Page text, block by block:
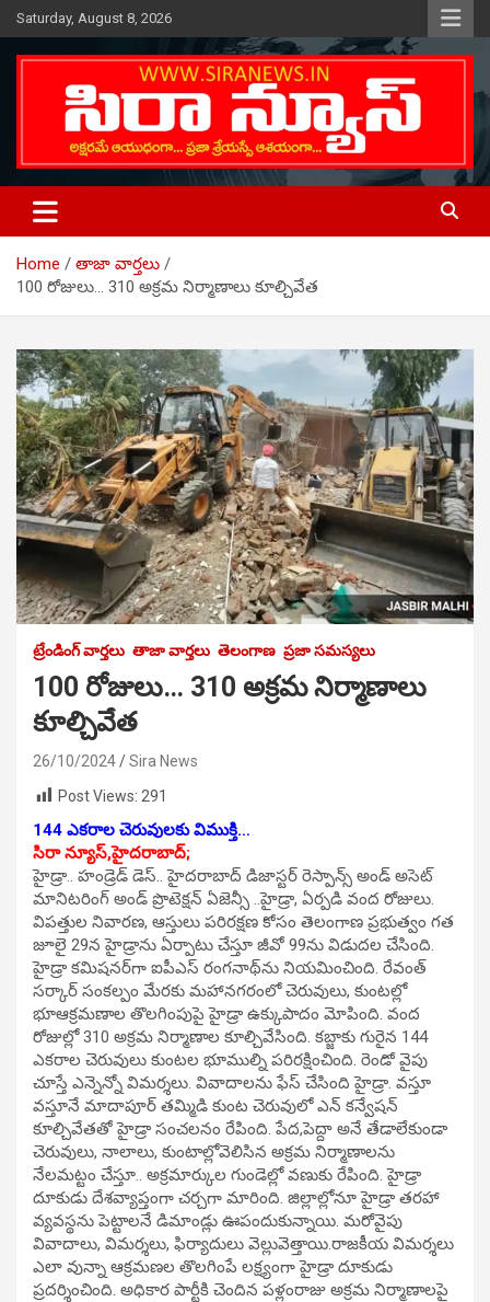
Skip
to
content
Saturday, August 8, 2026
SIRA NEWS
Telugu Online News Daily
Home
తాజా వార్తలు
100 రోజులు… 310 అక్రమ నిర్మాణాలు కూల్చివేత
ట్రేండింగ్ వార్తలు తాజా వార్తలు తెలంగాణ ప్రజా సమస్యలు
100 రోజులు… 310 అక్రమ నిర్మాణాలు
కూల్చివేత
26/10/2024
Sira News
Post Views: 291
144 ఎకరాల చెరువులకు విముక్తి…
సిరా న్యూస్,హైదరాబాద్;
హైడ్రా.. హండ్రెడ్‌ డెస్‌.. హైదరాబాద్‌ డిజాస్టర్‌ రెస్పాన్స్‌ అండ్‌ అసెట్‌
మానిటరింగ్‌ అండ్‌ ప్రొటెక్షన్‌ ఏజెన్సీ ..హైడ్రా, ఏర్పడి వంద రోజులు.
విపత్తుల నివారణ, ఆస్తులు పరిరక్షణ కోసం తెలంగాణ ప్రభుత్వం గత
జూలై 29న హైడ్రాను ఏర్పాటు చేస్తూ జీవో 99ను విడుదల చేసింది.
హైడ్రా కమిషనర్‌గా ఐపీఎస్‌ రంగనాథ్‌ను నియమించింది. రేవంత్‌
సర్కార్‌ సంకల్పం మేరకు మహానగరంలో చెరువులు, కుంటల్లో
భూఆక్రమణాల తొలగింపుపై హైడ్రా ఉక్కుపాదం మోపింది. వంద
రోజుల్లో 310 అక్రమ నిర్మాణాల కూల్చివేసింది. కబ్జాకు గురైన 144
ఎకరాల చెరువులు కుంటల భూముల్ని పరిరక్షించింది. రెండో వైపు
చూస్తే ఎన్నెన్నో విమర్శలు. వివాదాలను ఫేస్‌ చేసింది హైడ్రా. వస్తూ
వస్తూనే మాదాపూర్‌ తమ్మిడి కుంట చెరువులో ఎన్‌ కన్వేషన్‌
కూల్చివేతతో హైడ్రా సంచలనం రేపింది. పేద,పెద్దా అనే తేడాలేకుండా
చెరువులు, నాలాలు, కుంటాల్లోవెలిసిన అక్రమ నిర్మాణాలను
నేలమట్టం చేస్తూ.. అక్రమార్కుల గుండెల్లో వణుకు రేపింది. హైడ్రా
దూకుడు దేశవ్యాప్తంగా చర్చగా మారింది. జిల్లాల్లోనూ హైడ్రా తరహా
వ్యవస్థను పెట్టాలనే డిమాండ్లు ఊపందుకున్నాయి. మరోవైపు
వివాదాలు, విమర్శలు, ఫిర్యాదులు వెల్లువెత్తాయి.రాజకీయ విమర్శలు
ఎలా వున్నా ఆక్రమణల తొలగింపే లక్ష్యంగా హైడ్రా దూకుడు
ప్రదర్శించింది. అధికార పార్టీకి చెందిన పళ్లంరాజు అక్రమ నిర్మాణాలపై